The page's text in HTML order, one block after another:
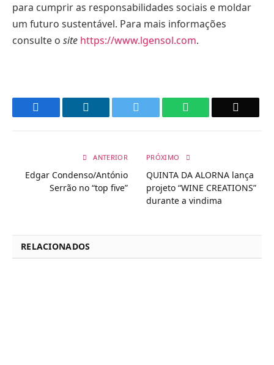
para cumprir as responsabilidades sociais e moldar
um futuro sustentável. Para mais informações
consulte o site https://www.lgensol.com.
WhatsApp
ANTERIOR
Edgar Condenso/António
Serrão no “top five”
PRÓXIMO
QUINTA DA ALORNA lança
projeto “WINE CREATIONS”
durante a vindima
RELACIONADOS